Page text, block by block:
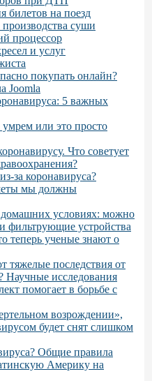
билетов на поезд
производства суши
процессор
и услуг
покупать онлайн?
Joomla
5 важных
или это просто
Что советует
за коронавируса?
мы должны
домашних условиях: можно
фильтрующие устройства
теперь ученые знают о
последствия от
Научные исследования
помогает в борьбе с
возрождении»,
будет снят слишком
Общие правила
Америку на